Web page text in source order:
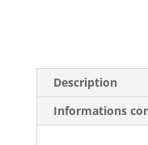
Description
Informations